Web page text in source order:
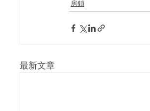
房鎖
最新文章